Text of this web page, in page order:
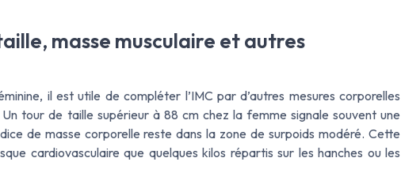
masse musculaire et autres
il est utile de compléter l’IMC par d’autres mesures corporelles
tour de taille supérieur à 88 cm chez la femme signale souvent une
de masse corporelle reste dans la zone de surpoids modéré. Cette
cardiovasculaire que quelques kilos répartis sur les hanches ou les